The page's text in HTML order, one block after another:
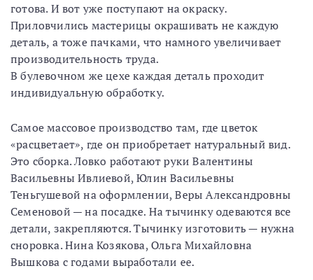
готова. И вот уже поступают на окраску.
Приловчились мастерицы окрашивать не каждую
деталь, а тоже пачками, что намного увеличивает
производительность труда.
В булевочном же цехе каждая деталь проходит
индивидуальную обработку.
Самое массовое производство там, где цветок
«расцветает», где он приобретает натуральный вид.
Это сборка. Ловко работают руки Валентины
Васильевны Ивлиевой, Юлин Васильевны
Теньгушевой на оформлении, Веры Александровны
Семеновой — на посадке. На тычинку одеваются все
детали, закрепляются. Тычинку изготовить — нужна
сноровка. Нина Козякова, Ольга Михайловна
Вышкова с годами выработали ее.